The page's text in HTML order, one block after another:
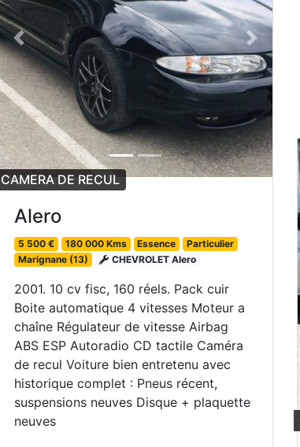
Previous Next
CAMERA DE RECUL
Alero
5 500 € 180 000 Kms Essence
Particulier
Marignane (13)
CHEVROLET Alero
2001. 10 cv fisc, 160 réels. Pack cuir
Boite automatique 4 vitesses Moteur a
chaîne Régulateur de vitesse Airbag
ABS ESP Autoradio CD tactile Caméra
de recul Voiture bien entretenu avec
historique complet : Pneus récent,
suspensions neuves Disque + plaquette
neuves